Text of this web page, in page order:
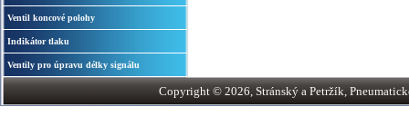
Ventil koncové polohy
Indikátor tlaku
Ventily pro úpravu délky signálu
Copyright © 2026, Stránský a Petržík,